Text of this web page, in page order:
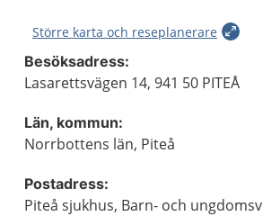
Större karta och reseplanerare
Besöksadress:
Lasarettsvägen 14, 941 50 PITEÅ
Län, kommun:
Norrbottens län, Piteå
Postadress:
Piteå sjukhus, Barn- och